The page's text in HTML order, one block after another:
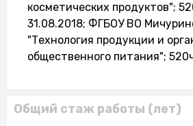
косметических продуктов";
31.08.2018; ФГБОУ ВО
"Технология продукции и
общественного питания";
Общий стаж работы (лет)